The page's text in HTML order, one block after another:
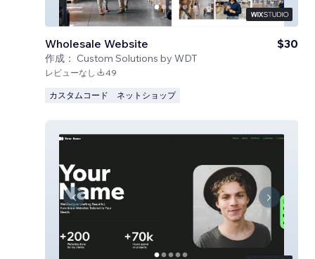
Wholesale Website
作成： Custom Solutions by WDT
$30
レビューなし 49
カスタムコード ネットショップ